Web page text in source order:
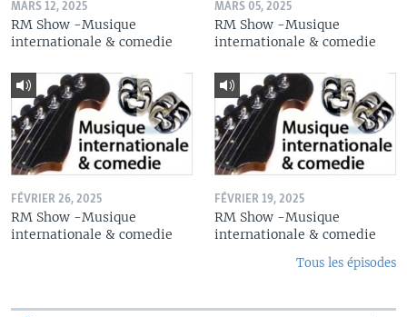
MARS 12, 2025
RM Show -Musique
internationale & comedie
MARS 05, 2025
RM Show -Musique
internationale & comedie
FÉVRIER 26, 2025
RM Show -Musique
internationale & comedie
FÉVRIER 19, 2025
RM Show -Musique
internationale & comedie
Tous les épisodes